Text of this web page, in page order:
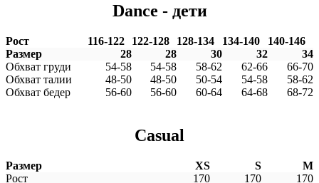
Dance - дети
Рост 116-122 122-128 128-134 134-140
140-146
Размер
28 28 30 32
34
Обхват груди
54-58 54-58 58-62 62-66
66-70
Обхват талии
48-50 48-50 50-54 54-58
58-62
Обхват бедер
56-60 56-60 60-64 64-68 68-72
Casual
Размер XS S
M
Рост
170 170
170